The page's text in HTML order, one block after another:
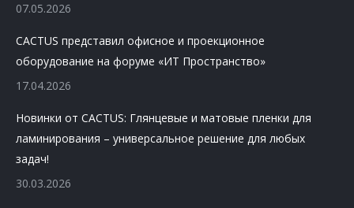
07.05.2026
CACTUS представил офисное и проекционное
оборудование на форуме «ИТ Пространство»
17.04.2026
Новинки от CACTUS: Глянцевые и матовые пленки для
ламинирования – универсальное решение для любых
задач!
30.03.2026